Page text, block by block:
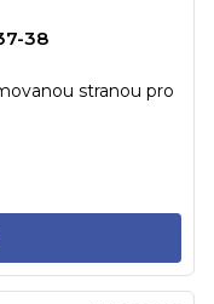
38
stranou pro